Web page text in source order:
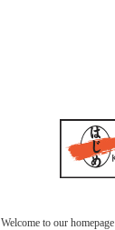
Welcome to our homepage